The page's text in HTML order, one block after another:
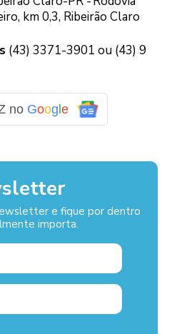
km 0,3, Ribeirão Claro
(43) 3371-3901 ou (43) 9
no Google
e fique por dentro
importa.